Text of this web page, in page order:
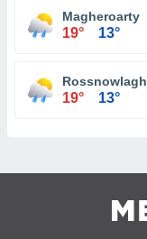
Magheroarty
19° 13°
Rossnowlagh
19° 13°